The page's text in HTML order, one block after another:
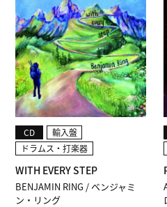
BENJAMIN RING / ベンジャミ
ン・リング
WITH EVERY STEP
CD
輸入盤
ドラムス・打楽器